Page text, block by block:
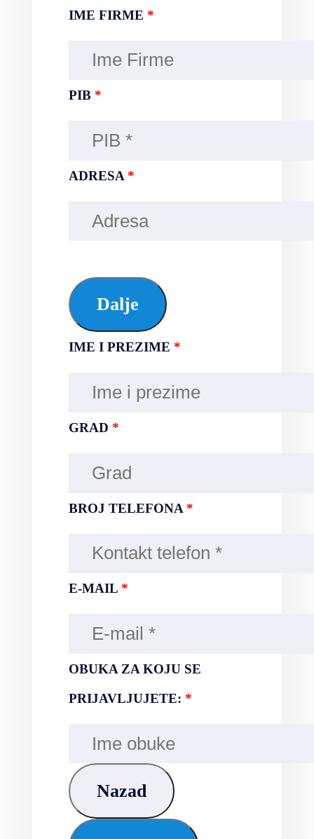
IME FIRME *
PIB *
ADRESA *
Dalje
IME I PREZIME *
GRAD *
BROJ TELEFONA *
E-MAIL *
OBUKA ZA KOJU SE
PRIJAVLJUJETE: *
Nazad